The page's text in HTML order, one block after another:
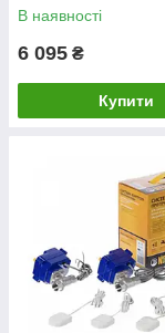
В наявності
6 095 ₴
Купити